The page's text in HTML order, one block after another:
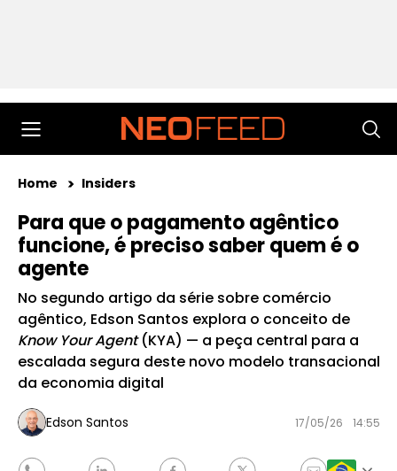
Home Insiders
Para que o pagamento agêntico
funcione, é preciso saber quem é o
agente
No segundo artigo da série sobre comércio
agêntico, Edson Santos explora o conceito de
Know Your Agent(KYA) — a peça central para a
escalada segura deste novo modelo transacional
da economia digital
Edson Santos 17/05/26 14:55